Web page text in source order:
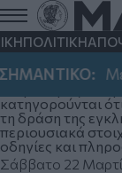
ΠΟΛΙΤΙΚΗ
Μέχρι
Υπόθεση
Μαρινάκη
κατηγορούνται
τη δράση της
περιουσιακά
οδηγίες και
Σάββατο 22